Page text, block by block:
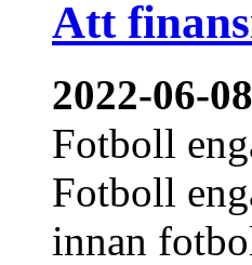
Att
2022-06-
Fotboll
Fotboll
innan